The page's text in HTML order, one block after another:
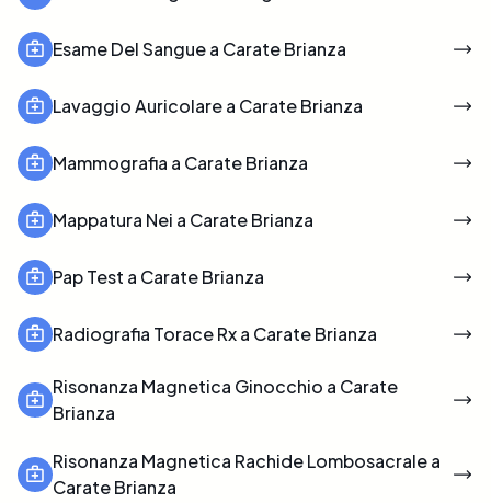
Esame Del Sangue a Carate Brianza
Lavaggio Auricolare a Carate Brianza
Mammografia a Carate Brianza
Mappatura Nei a Carate Brianza
Pap Test a Carate Brianza
Radiografia Torace Rx a Carate Brianza
Risonanza Magnetica Ginocchio a Carate
Brianza
Risonanza Magnetica Rachide Lombosacrale a
Carate Brianza